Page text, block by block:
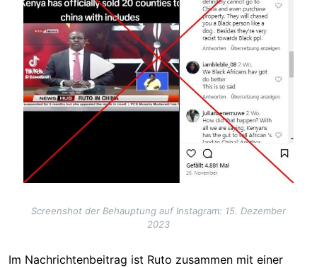
Screenshot der Behauptung auf Instagram: 15. Dezember
2023
Im Nachrichtenbeitrag ist Ruto zusammen mit einer